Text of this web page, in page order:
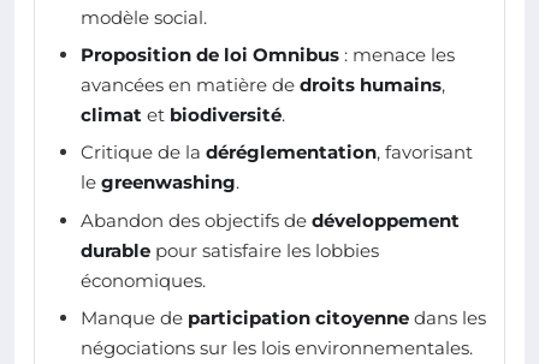
modèle social.
Proposition de loi Omnibus : menace les
avancées en matière de droits humains,
climat et biodiversité.
Critique de la déréglementation, favorisant
le greenwashing.
Abandon des objectifs de développement
durable pour satisfaire les lobbies
économiques.
Manque de participation citoyenne dans les
négociations sur les lois environnementales.